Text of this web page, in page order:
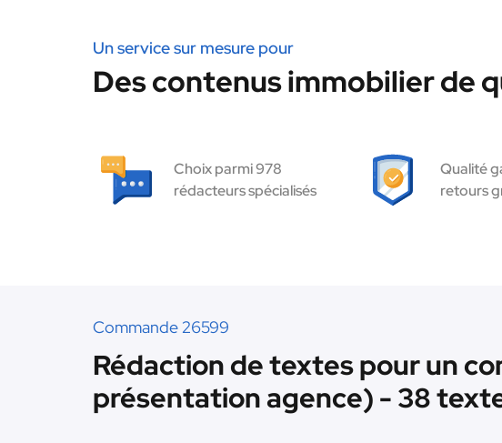
Un service sur mesure pour
Des contenus immobilier de
Choix parmi 978
rédacteurs spécialisés
Qualité
retours
Commande 26599
Rédaction de textes pour un
présentation agence) - 38